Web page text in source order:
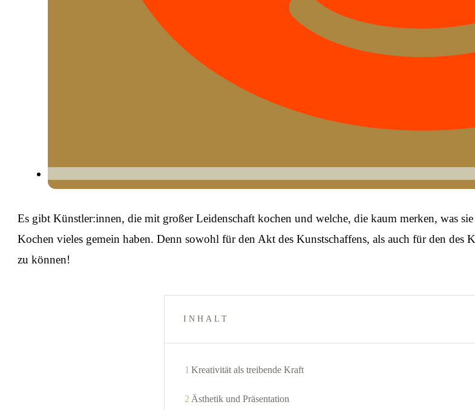
Es gibt Künstler:innen, die mit großer Leidenschaft kochen und welche, die kaum merken, was
Kochen vieles gemein haben. Denn sowohl für den Akt des Kunst­schaf­fens, als auch für den
zu können!
INHALT
1 Kreativität als treibende Kraft
2 Ästhetik und Präsentation